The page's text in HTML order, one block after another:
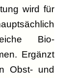
wird für
Bio-
Ergänzt
Obst- und